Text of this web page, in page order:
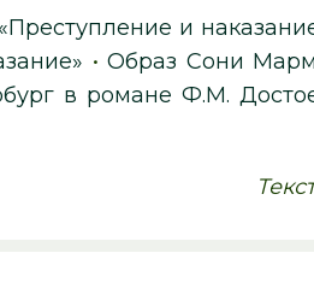
и
•Образ Сони
в романе Ф.М.